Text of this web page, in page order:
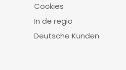
Cookies
In de regio
Deutsche Kunden